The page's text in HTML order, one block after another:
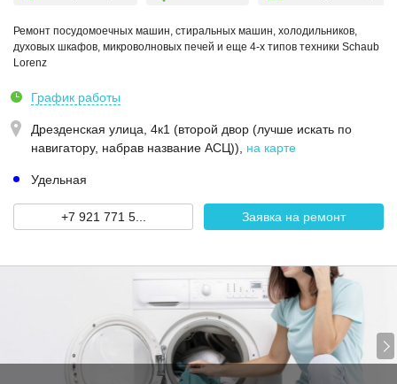
Ремонт посудомоечных машин, стиральных машин, холодильников,
духовых шкафов, микроволновых печей и еще 4-х типов техники Schaub
Lorenz
График работы
Дрезденская улица, 4к1 (второй двор (лучше искать по
навигатору, набрав название АСЦ))
на карте
Удельная
+7 921 771 5... Заявка на ремонт